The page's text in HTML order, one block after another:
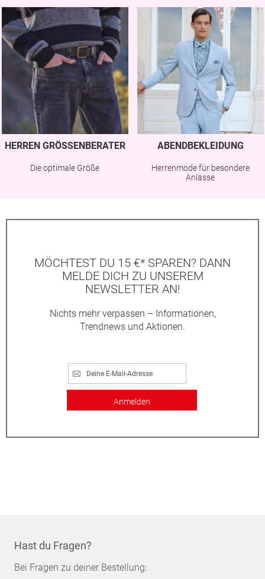
HERREN GRÖSSENBERATER
Die optimale Größe
ABENDBEKLEIDUNG
Herrenmode für besondere
Anlässe
MÖCHTEST DU 15 €* SPAREN? DANN
MELDE DICH ZU UNSEREM
NEWSLETTER AN!
Nichts mehr verpassen – Informationen,
Trendnews und Aktionen.
Anmelden
Hast du Fragen?
Bei Fragen zu deiner Bestellung: